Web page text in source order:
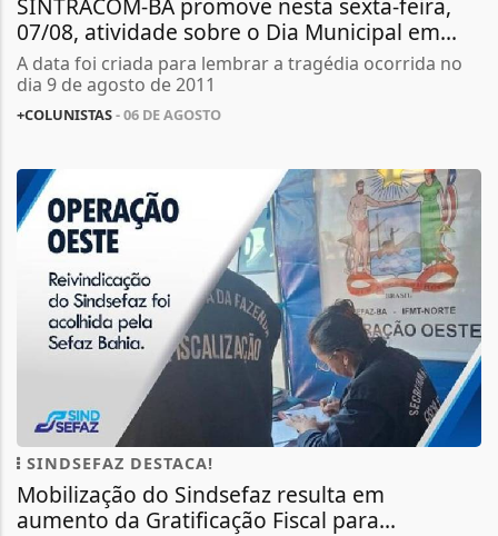
SINTRACOM-BA promove nesta sexta-feira,
07/08, atividade sobre o Dia Municipal em...
A data foi criada para lembrar a tragédia ocorrida no
dia 9 de agosto de 2011
+COLUNISTAS- 06 DE AGOSTO
SINDSEFAZ DESTACA!
Mobilização do Sindsefaz resulta em
aumento da Gratificação Fiscal para...